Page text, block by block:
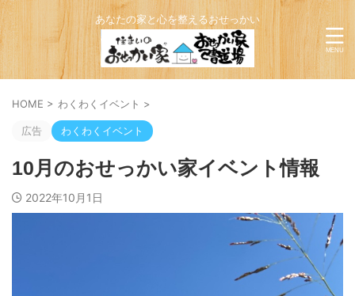
あなたの家と心を整えるおせっかい
HOME > わくわくイベント >
広告 わくわくイベント
10月のおせっかい家イベント情報
2022年10月1日